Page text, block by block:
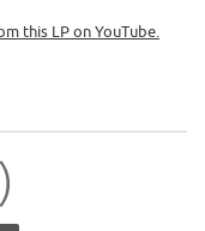
this LP on YouTube.